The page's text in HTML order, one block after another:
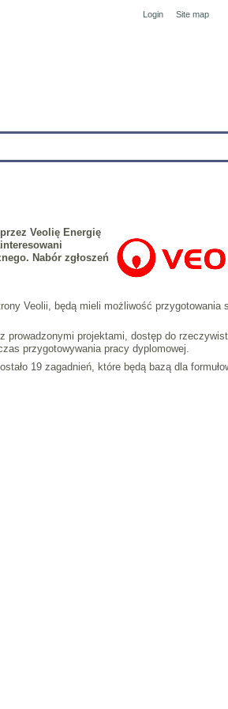
Site map
Login
Veolię Energię
Nabór zgłoszeń
Veolii, będą mieli możliwość przygotowania
prowadzonymi projektami, dostęp do
przygotowywania pracy dyplomowej.
19 zagadnień, które będą bazą dla